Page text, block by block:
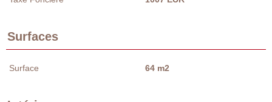
Surfaces
Surface 64 m2